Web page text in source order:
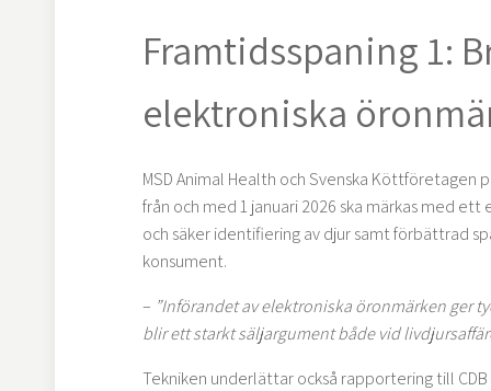
Framtidsspaning 1:
elektroniska
MSD Animal Health och Svenska
från och med 1 januari 2026 ska märkas med
och säker identifiering av djur samt förbättrad
konsument.
– ”Införandet av elektroniska öronmärken ger
blir ett starkt säljargument både vid
Tekniken underlättar också rapportering till